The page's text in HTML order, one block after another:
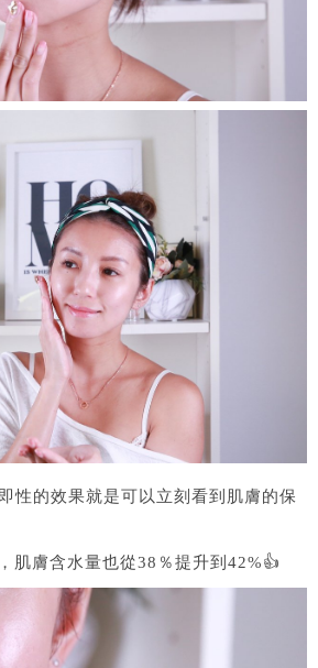
性的效果就是可以立刻看到肌膚的保
肌膚含水量也從38％提升到42%👍